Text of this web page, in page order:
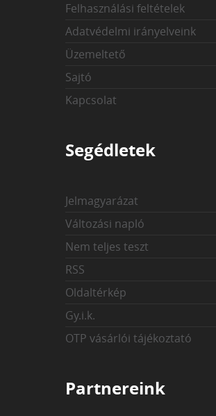
Felhasználási feltételek
Adatvédelmi irányelveink
Üzemeltető
Sajtó
Kapcsolat
Segédletek
Jelmagyarázat
Változási napló
Nem teljes teszt
RSS
Oldaltérkép
Gy.i.k.
OTP vásárlói tájékoztató
Partnereink